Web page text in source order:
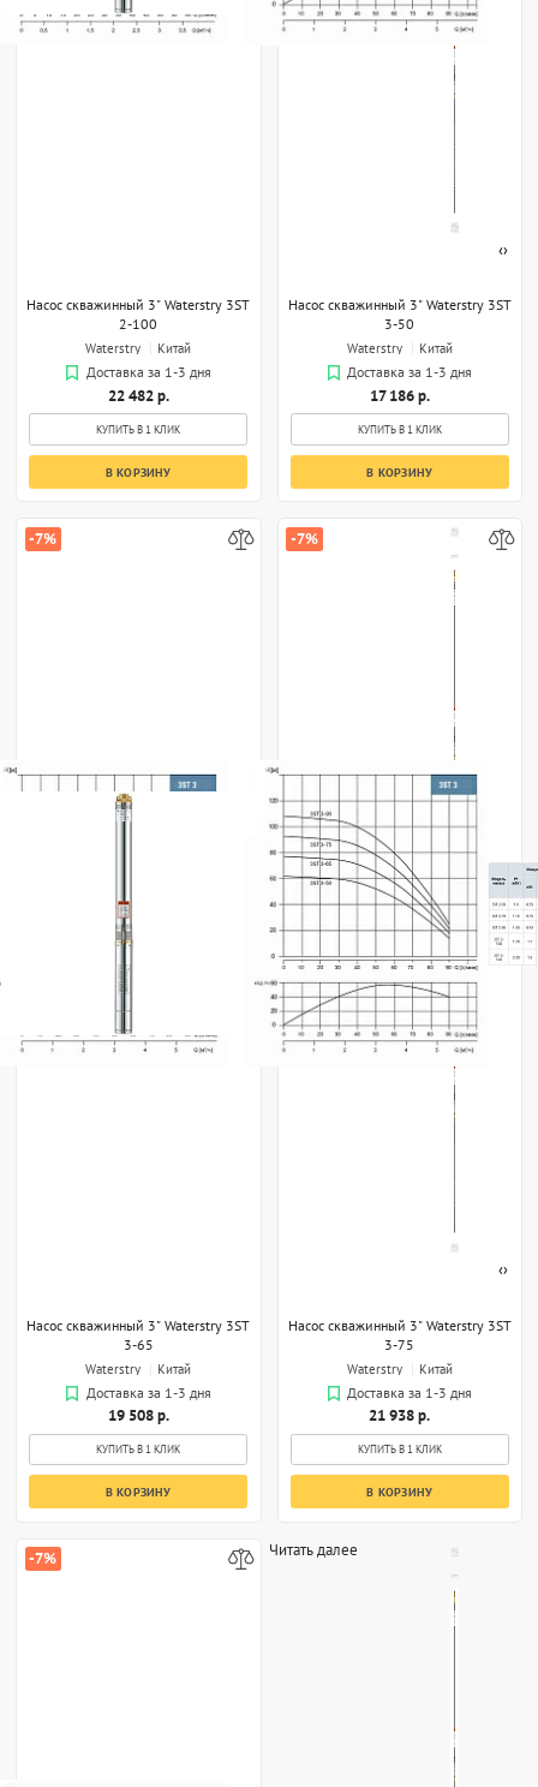
‹›
Насос скважинный 3" Waterstry 3ST
2-100
Waterstry
Китай
Доставка за 1-3 дня
22 482 р.
КУПИТЬ В 1 КЛИК
В КОРЗИНУ
Насос скважинный 3" Waterstry 3ST
3-50
Waterstry
Китай
Доставка за 1-3 дня
17 186 р.
КУПИТЬ В 1 КЛИК
В КОРЗИНУ
-7%
‹›
Насос скважинный 3" Waterstry 3ST
3-65
Waterstry
Китай
Доставка за 1-3 дня
19 508 р.
КУПИТЬ В 1 КЛИК
В КОРЗИНУ
-7%
Насос скважинный 3" Waterstry 3ST
3-75
Waterstry
Китай
Доставка за 1-3 дня
21 938 р.
КУПИТЬ В 1 КЛИК
В КОРЗИНУ
-7% Читать далее